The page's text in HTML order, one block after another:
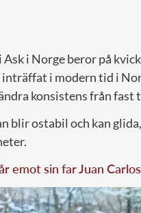
i Norge beror på
i modern tid i
konsistens från
blir ostabil och kan
emot sin far Juan